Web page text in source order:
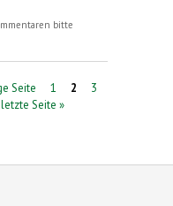
| 95. Deutscher
bitte
Seite 1 2
3
letzte Seite »